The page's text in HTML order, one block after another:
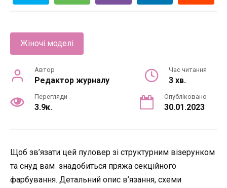
Жіночі моделі
Автор
Редактор журналу
Час читання
3 хв.
Перегляди
3.9к.
Опубліковано
30.01.2023
Щоб зв’язати цей пуловер зі структурним візерунком
та снуд вам знадобиться пряжа секційного
фарбування. Детальний опис в’язання, схеми